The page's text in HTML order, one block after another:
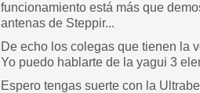
funcionamiento está más que
antenas de Steppir...
De echo los colegas que tienen la
Yo puedo hablarte de la yagui 3
Espero tengas suerte con la